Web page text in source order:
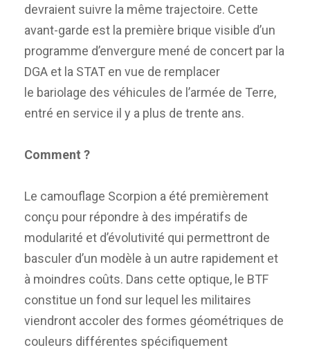
devraient suivre la même trajectoire. Cette
avant-garde est la première brique visible d’un
programme d’envergure mené de concert par la
DGA et la STAT en vue de remplacer
le bariolage des véhicules de l’armée de Terre,
entré en service il y a plus de trente ans.
Comment ?
Le camouflage Scorpion a été premièrement
conçu pour répondre à des impératifs de
modularité et d’évolutivité qui permettront de
basculer d’un modèle à un autre rapidement et
à moindres coûts. Dans cette optique, le BTF
constitue un fond sur lequel les militaires
viendront accoler des formes géométriques de
couleurs différentes spécifiquement